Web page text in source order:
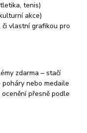
tenis)
akce)
či vlastní grafikou pro
zdarma – stačí
nebo medaile
přesně podle